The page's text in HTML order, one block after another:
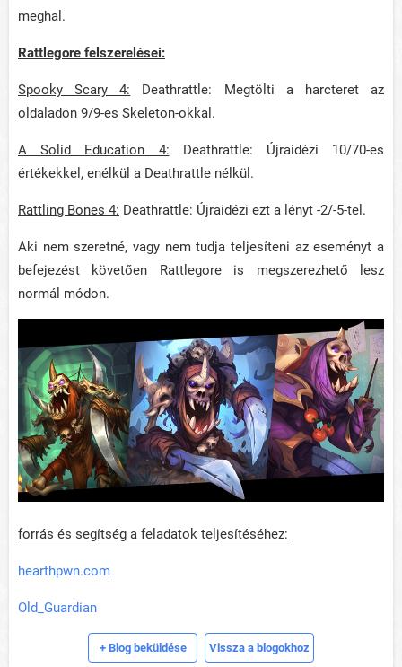
meghal.
Rattlegore felszerelései:
Spooky Scary 4: Deathrattle: Megtölti a harcteret az
oldaladon 9/9-es Skeleton-okkal.
A Solid Education 4: Deathrattle: Újraidézi 10/70-es
értékekkel, enélkül a Deathrattle nélkül.
Rattling Bones 4: Deathrattle: Újraidézi ezt a lényt -2/-5-tel.
Aki nem szeretné, vagy nem tudja teljesíteni az eseményt a
befejezést követően Rattlegore is megszerezhető lesz
normál módon.
forrás és segítség a feladatok teljesítéséhez:
hearthpwn.com
Old_Guardian
+ Blog beküldése Vissza a blogokhoz